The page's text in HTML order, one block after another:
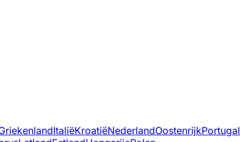
ItaliëKroatiëNederlandOostenrijkPortugal